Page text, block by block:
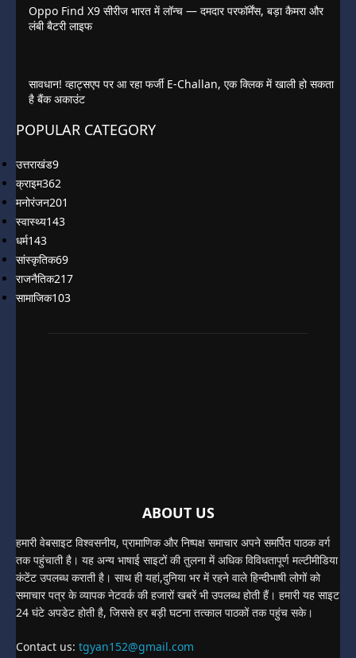
Oppo Find X9 सीरीज भारत में लॉन्च — दमदार परफॉर्मेंस, बड़ा कैमरा और
लंबी बैटरी लाइफ
सावधान! व्हाट्सएप पर आ रहा फर्जी E-Challan, एक क्लिक में खाली हो सकता
है बैंक अकाउंट
POPULAR CATEGORY
उत्तराखंड9
क्राइम362
मनोरंजन201
स्वास्थ्य143
धर्म143
सांस्कृतिक69
राजनैतिक217
सामाजिक103
ABOUT US
हमारी वेबसाइट विश्वसनीय, प्रामाणिक और निष्पक्ष समाचार अपने समर्पित पाठक वर्ग
तक पहुंचाती है। यह अन्य भाषाई साइटों की तुलना में अधिक विविधतापूर्ण मल्टीमीडिया
कंटेंट उपलब्ध कराती है। साथ ही यहां,दुनिया भर में रहने वाले हिन्दीभाषी लोगों को
समाचार पत्र के व्यापक नेटवर्क की हजारों खबरें भी उपलब्ध होती हैं। हमारी यह साइट
24 घंटे अपडेट होती है, जिससे हर बड़ी घटना तत्काल पाठकों तक पहुंच सके।
Contact us: tgyan152@gmail.com